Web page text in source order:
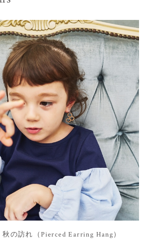
の訪れ（Pierced Earring Hang）